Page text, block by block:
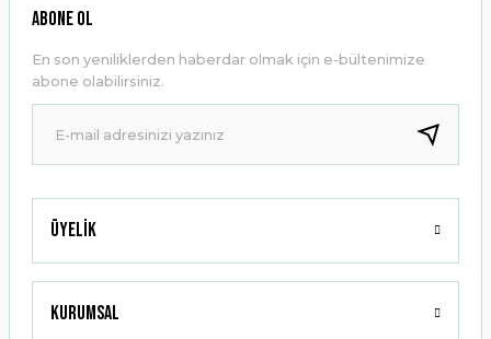
Ürün resmi kalitesiz, bozuk veya görüntülenemiyor.
Ürün bilgilerinde hatalar bulunuyor.
Ürün fiyatı diğer sitelerden daha pahalı.
Bu ürüne benzer farklı alternatifler olmalı.
Gönder
Üyelik
Kurumsal
ABONE OL
En son yeniliklerden haberdar olmak için e-bültenimize
abone olabilirsiniz.